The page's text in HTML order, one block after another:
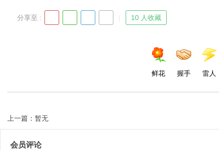
分享至 : 10 人收藏
鲜花 握手 雷人
上一篇：暂无
会员评论